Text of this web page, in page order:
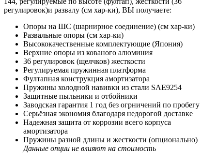
регулировок)и развалу (см хар-ки), ВЫ получаете:
Опоры на ШС (шарнирное соединение) (см хар-ки)
Развальные опоры (см хар-ки)
Высококачественные комплектующие (Япония)
Верхние опоры из кованого алюминия
36 регулировок (щелчков) жесткости
Регулируемая пружинная платформа
Фултапная конструкция амортизатора
Пружины холодной навивки из стали SAE9254
Защитные пыльники и отбойники
Заводская гарантия 1 год без огрничений по пробегу
Серьёзная экономия благодаря недорогой доставке
Надежная защита от коррозии всего корпуса
амортизатора
Пружины разной длины и жесткости (опционально)
Данные опции не влияют на стоимость